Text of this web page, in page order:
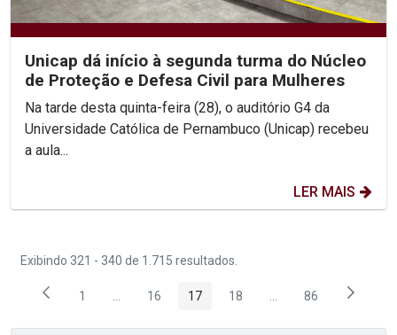
Unicap dá início à segunda turma do Núcleo
de Proteção e Defesa Civil para Mulheres
Na tarde desta quinta-feira (28), o auditório G4 da
Universidade Católica de Pernambuco (Unicap) recebeu
a aula...
LER MAIS
Exibindo 321 - 340 de 1.715 resultados.
Página
1 ...Páginas intermediárias Usar ABA para navegar.
Página
16 Página
17 Página
18 ...PáginasPágina
86